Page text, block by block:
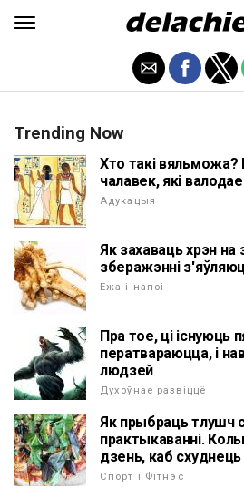
Trending Now
Хто такі вяльможа?
чалавек, які
Адукацыя
Як захаваць хрэн на
зберажэнні
Ежа і напоі
Пра тое, ці існуюць
ператвараюцца, і
людзей
Духоўнае развіццё
Як прыбраць тлушч
практыкаванні.
дзень, каб схуднець
Спорт і Фітнэс